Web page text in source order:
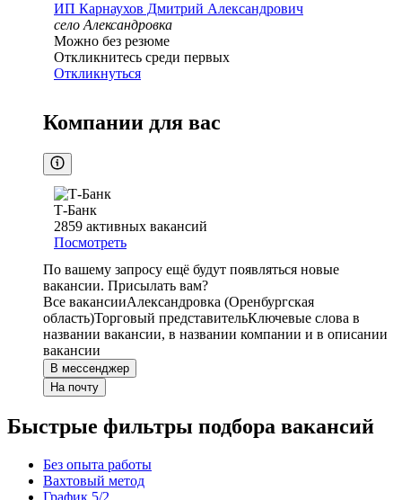
ИП Карнаухов Дмитрий Александрович
село Александровка
Можно без резюме
Откликнитесь среди первых
Откликнуться
Компании для вас
Т-Банк
2859 активных вакансий
Посмотреть
По вашему запросу ещё будут появляться новые
вакансии. Присылать вам?
Все вакансииАлександровка (Оренбургская
область)Торговый представительКлючевые слова в
названии вакансии, в названии компании и в описании
вакансии
В мессенджер
На почту
Быстрые фильтры подбора вакансий
Без опыта работы
Вахтовый метод
График 5/2